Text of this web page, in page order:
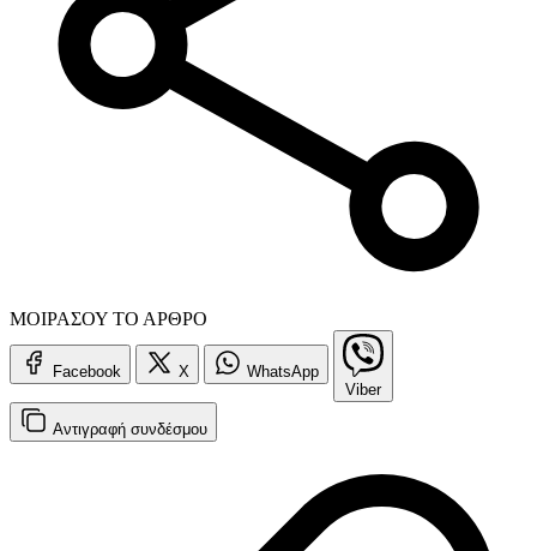
ΜΟΙΡΑΣΟΥ ΤΟ ΑΡΘΡΟ
Facebook X
WhatsApp
Viber
Αντιγραφή συνδέσμου